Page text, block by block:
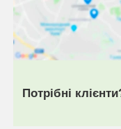
Потрібні